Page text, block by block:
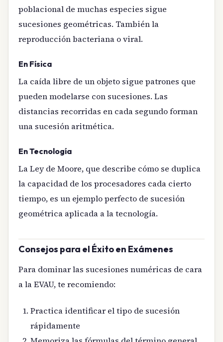
poblacional de muchas especies sigue
sucesiones geométricas. También la
reproducción bacteriana o viral.
En Física
La caída libre de un objeto sigue patrones que
pueden modelarse con sucesiones. Las
distancias recorridas en cada segundo forman
una sucesión aritmética.
En Tecnología
La Ley de Moore, que describe cómo se duplica
la capacidad de los procesadores cada cierto
tiempo, es un ejemplo perfecto de sucesión
geométrica aplicada a la tecnología.
Consejos para el Éxito en Exámenes
Para dominar las sucesiones numéricas de cara
a la EVAU, te recomiendo:
Practica identificar el tipo de sucesión
rápidamente